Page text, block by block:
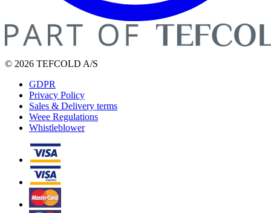
© 2026 TEFCOLD A/S
GDPR
Privacy Policy
Sales & Delivery terms
Weee Regulations
Whistleblower